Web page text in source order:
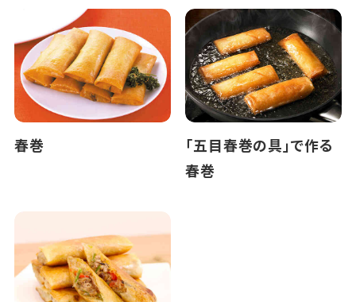
春巻
「五目春巻の具」で作る
春巻